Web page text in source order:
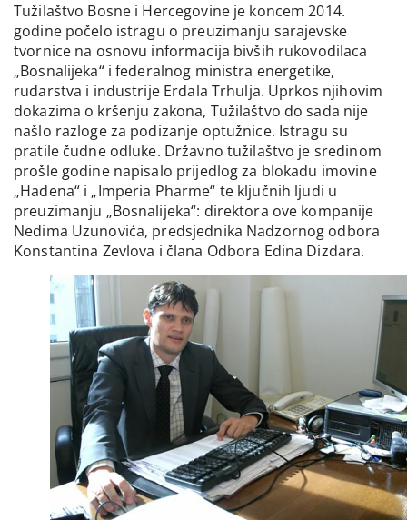
Tužilaštvo Bosne i Hercegovine je koncem 2014.
godine počelo istragu o preuzimanju sarajevske
tvornice na osnovu informacija bivših rukovodilaca
„Bosnalijeka“ i federalnog ministra energetike,
rudarstva i industrije Erdala Trhulja. Uprkos njihovim
dokazima o kršenju zakona, Tužilaštvo do sada nije
našlo razloge za podizanje optužnice. Istragu su
pratile čudne odluke. Državno tužilaštvo je sredinom
prošle godine napisalo prijedlog za blokadu imovine
„Hadena“ i „Imperia Pharme“ te ključnih ljudi u
preuzimanju „Bosnalijeka“: direktora ove kompanije
Nedima Uzunovića, predsjednika Nadzornog odbora
Konstantina Zevlova i člana Odbora Edina Dizdara.